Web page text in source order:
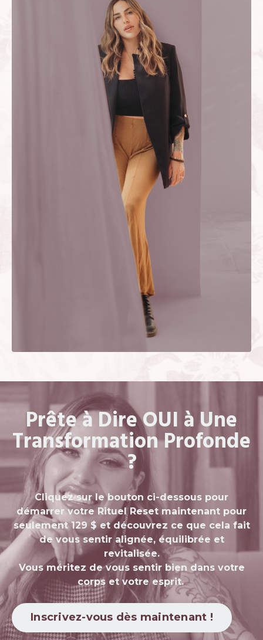
Prête à Dire OUI à Une
Transformation Profonde
?
Cliquez sur le bouton ci-dessous pour
démarrer votre Rituel Reset maintenant pour
seulement 129 $ et découvrez ce que cela fait
de vous sentir alignée, équilibrée et
revitalisée.
Vous méritez de vous sentir bien dans votre
corps et votre esprit.
Inscrivez-vous dès maintenant !